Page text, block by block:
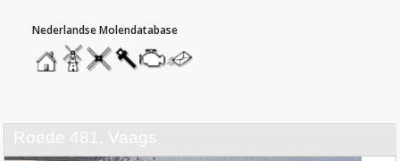
homemolendatabase
roedendatabase
assendatabase
motorendatabase
stuur
een
roede 481, Vaags